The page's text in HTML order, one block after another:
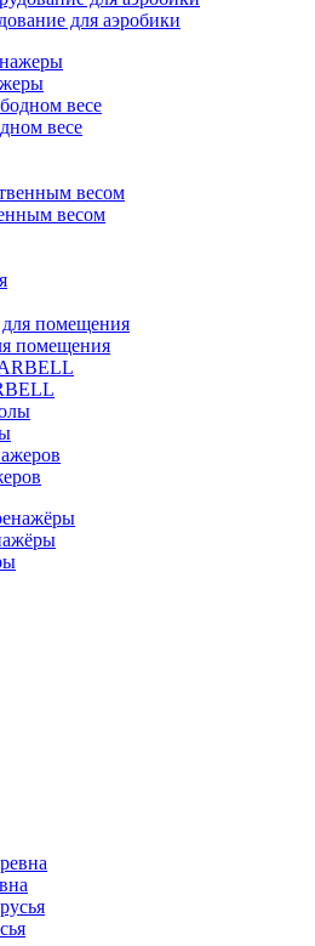
для аэробики
весе
весом
помещения